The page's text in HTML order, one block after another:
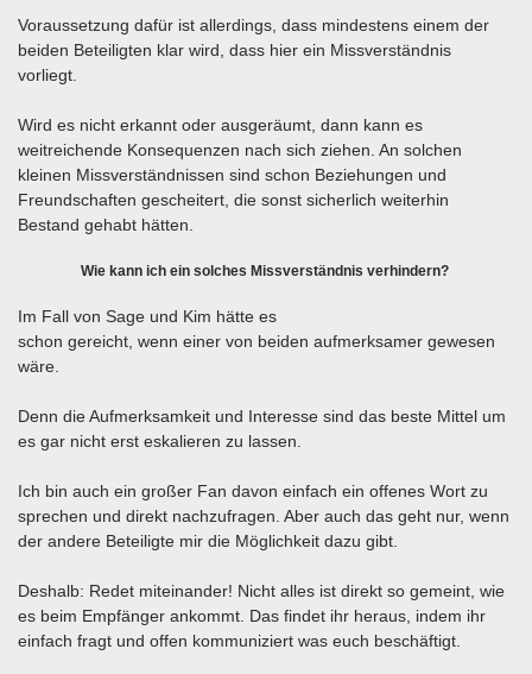
Voraussetzung dafür ist allerdings, dass mindestens einem der
beiden Beteiligten klar wird, dass hier ein Missverständnis
vorliegt.
Wird es nicht erkannt oder ausgeräumt, dann kann es
weitreichende Konsequenzen nach sich ziehen. An solchen
kleinen Missverständnissen sind schon Beziehungen und
Freundschaften gescheitert, die sonst sicherlich weiterhin
Bestand gehabt hätten.
Wie kann ich ein solches Missverständnis verhindern?
Im Fall von Sage und Kim hätte es
schon gereicht, wenn einer von beiden aufmerksamer gewesen
wäre.
Denn die Aufmerksamkeit und Interesse sind das beste Mittel um
es gar nicht erst eskalieren zu lassen.
Ich bin auch ein großer Fan davon einfach ein offenes Wort zu
sprechen und direkt nachzufragen. Aber auch das geht nur, wenn
der andere Beteiligte mir die Möglichkeit dazu gibt.
Deshalb: Redet miteinander! Nicht alles ist direkt so gemeint, wie
es beim Empfänger ankommt. Das findet ihr heraus, indem ihr
einfach fragt und offen kommuniziert was euch beschäftigt.